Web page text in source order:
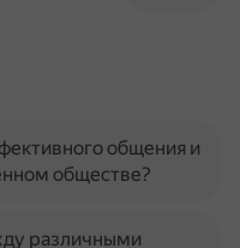
общения и
обществе?
различными